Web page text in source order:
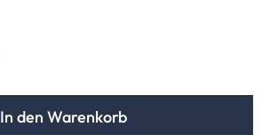
In den Warenkorb